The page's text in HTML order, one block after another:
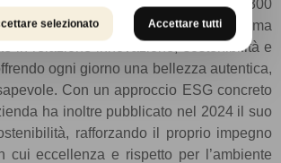
gruppo da oltre 1.600 prodotti attivi, 300
di 1.100 clienti nel mondo. Un sistema
in relazione innovazione, sostenibilità e
ogni giorno una bellezza autentica,
Con un approccio ESG concreto
ha inoltre pubblicato nel 2024 il suo
rafforzando il proprio impegno
cui eccellenza e rispetto per l’ambiente
selezionato Accettare tutti